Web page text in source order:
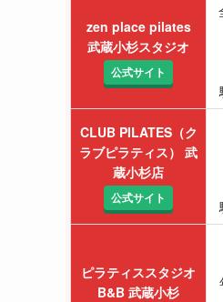
zen place pilates
武蔵小杉スタジオ
公式サイト
CLUB PILATES（ク
ラブピラティス） 武
蔵小杉店
公式サイト
ピラティススタジオ
B&B 武蔵小杉